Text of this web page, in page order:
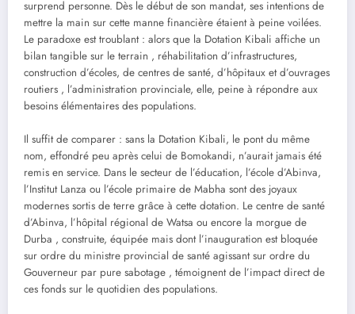
surprend personne. Dès le début de son mandat, ses intentions de
mettre la main sur cette manne financière étaient à peine voilées.
Le paradoxe est troublant : alors que la Dotation Kibali affiche un
bilan tangible sur le terrain , réhabilitation d’infrastructures,
construction d’écoles, de centres de santé, d’hôpitaux et d’ouvrages
routiers , l’administration provinciale, elle, peine à répondre aux
besoins élémentaires des populations.
Il suffit de comparer : sans la Dotation Kibali, le pont du même
nom, effondré peu après celui de Bomokandi, n’aurait jamais été
remis en service. Dans le secteur de l’éducation, l’école d’Abinva,
l’Institut Lanza ou l’école primaire de Mabha sont des joyaux
modernes sortis de terre grâce à cette dotation. Le centre de santé
d’Abinva, l’hôpital régional de Watsa ou encore la morgue de
Durba , construite, équipée mais dont l’inauguration est bloquée
sur ordre du ministre provincial de santé agissant sur ordre du
Gouverneur par pure sabotage , témoignent de l’impact direct de
ces fonds sur le quotidien des populations.